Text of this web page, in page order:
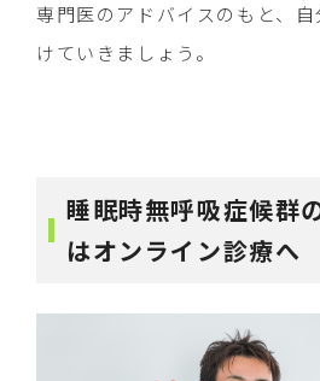
専門医のアドバイスのもと、
けていきましょう。
睡眠時無呼吸症候群
はオンライン診療へ